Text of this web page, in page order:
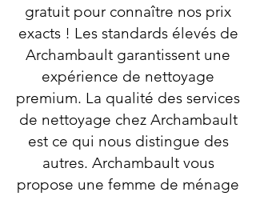
gratuit pour connaître nos prix
exacts ! Les standards élevés de
Archambault garantissent une
expérience de nettoyage
premium. La qualité des services
de nettoyage chez Archambault
est ce qui nous distingue des
autres. Archambault vous
propose une femme de ménage